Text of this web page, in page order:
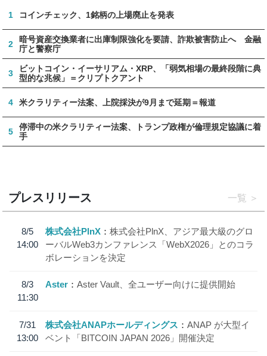
1 コインチェック、1銘柄の上場廃止を発表
2
暗号資産交換業者に出庫制限強化を要請、詐欺被害防止へ 金融
庁と警察庁
3
ビットコイン・イーサリアム・XRP、「弱気相場の最終段階に典
型的な兆候」＝クリプトクアント
4 米クラリティー法案、上院採決が9月まで延期＝報道
5
停滞中の米クラリティー法案、トランプ政権が倫理規定協議に着
手
プレスリリース 一覧
8/5
14:00
株式会社PlnX
株式会社PlnX、アジア最大級のグロ
ーバルWeb3カンファレンス「WebX2026」とのコラ
ボレーションを決定
8/3
11:30
Aster Aster Vault、全ユーザー向けに提供開始
7/31
13:00
株式会社ANAPホールディングス
ANAP が大型イ
ベント「BITCOIN JAPAN 2026」開催決定